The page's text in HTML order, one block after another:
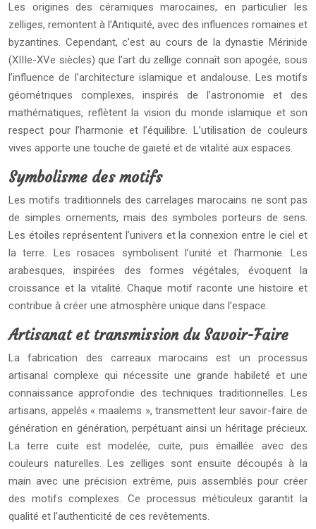
Les origines des céramiques marocaines, en particulier les
zelliges, remontent à l’Antiquité, avec des influences romaines et
byzantines. Cependant, c’est au cours de la dynastie Mérinide
(XIIIe-XVe siècles) que l’art du zellige connaît son apogée, sous
l’influence de l’architecture islamique et andalouse. Les motifs
géométriques complexes, inspirés de l’astronomie et des
mathématiques, reflètent la vision du monde islamique et son
respect pour l’harmonie et l’équilibre. L’utilisation de couleurs
vives apporte une touche de gaieté et de vitalité aux espaces.
Symbolisme des motifs
Les motifs traditionnels des carrelages marocains ne sont pas
de simples ornements, mais des symboles porteurs de sens.
Les étoiles représentent l’univers et la connexion entre le ciel et
la terre. Les rosaces symbolisent l’unité et l’harmonie. Les
arabesques, inspirées des formes végétales, évoquent la
croissance et la vitalité. Chaque motif raconte une histoire et
contribue à créer une atmosphère unique dans l’espace.
Artisanat et transmission du Savoir-Faire
La fabrication des carreaux marocains est un processus
artisanal complexe qui nécessite une grande habileté et une
connaissance approfondie des techniques traditionnelles. Les
artisans, appelés « maalems », transmettent leur savoir-faire de
génération en génération, perpétuant ainsi un héritage précieux.
La terre cuite est modelée, cuite, puis émaillée avec des
couleurs naturelles. Les zelliges sont ensuite découpés à la
main avec une précision extrême, puis assemblés pour créer
des motifs complexes. Ce processus méticuleux garantit la
qualité et l’authenticité de ces revêtements.